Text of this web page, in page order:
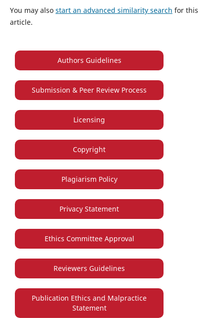
You may also start an advanced similarity search for this
article.
Authors Guidelines
Submission & Peer Review Process
Licensing
Copyright
Plagiarism Policy
Privacy Statement
Ethics Committee Approval
Reviewers Guidelines
Publication Ethics and Malpractice
Statement